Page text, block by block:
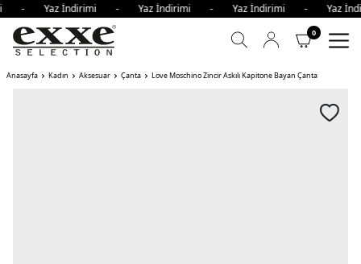
- Yaz İndirimi - Yaz İndirimi - Yaz İndirimi -
0
Anasayfa Kadın Aksesuar Çanta Love Moschino Zincir Askılı Kapitone Bayan Çanta